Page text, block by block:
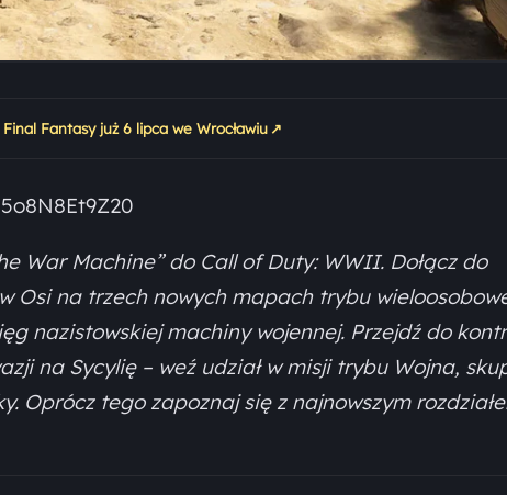
Fantasy już 6 lipca we Wrocławiu ↗
War Machine” do Call of Duty: WWII. Dołącz do
Osi na trzech nowych mapach trybu
nazistowskiej machiny wojennej. Przejdź do
na Sycylię – weź udział w misji trybu Wojna,
Oprócz tego zapoznaj się z najnowszym